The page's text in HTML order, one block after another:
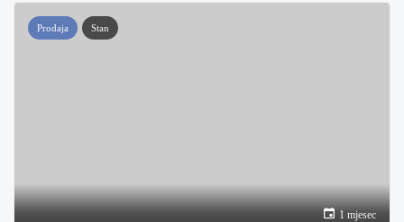
Prodaja Stan
1 mjesec